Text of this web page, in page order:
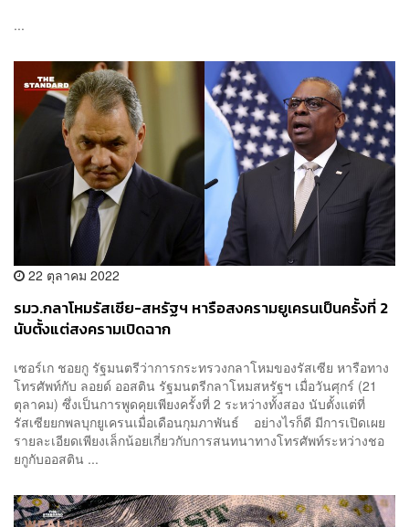
...
22 ตุลาคม 2022
รมว.กลาโหมรัสเซีย-สหรัฐฯ หารือสงครามยูเครนเป็นครั้งที่ 2
นับตั้งแต่สงครามเปิดฉาก
เซอร์เก ชอยกู รัฐมนตรีว่าการกระทรวงกลาโหมของรัสเซีย หารือทาง
โทรศัพท์กับ ลอยด์ ออสติน รัฐมนตรีกลาโหมสหรัฐฯ เมื่อวันศุกร์ (21
ตุลาคม) ซึ่งเป็นการพูดคุยเพียงครั้งที่ 2 ระหว่างทั้งสอง นับตั้งแต่ที่
รัสเซียยกพลบุกยูเครนเมื่อเดือนกุมภาพันธ์ อย่างไรก็ดี มีการเปิดเผย
รายละเอียดเพียงเล็กน้อยเกี่ยวกับการสนทนาทางโทรศัพท์ระหว่างชอ
ยกูกับออสติน ...